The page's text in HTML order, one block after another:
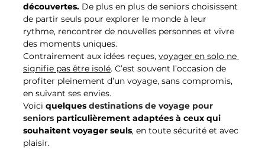
découvertes. De plus en plus de seniors choisissent
de partir seuls pour explorer le monde à leur
rythme, rencontrer de nouvelles personnes et vivre
des moments uniques.
Contrairement aux idées reçues, voyager en solo ne
signifie pas être isolé. C’est souvent l’occasion de
profiter pleinement d’un voyage, sans compromis,
en suivant ses envies.
Voici quelques destinations de voyage pour
seniors particulièrement adaptées à ceux qui
souhaitent voyager seuls, en toute sécurité et avec
plaisir.